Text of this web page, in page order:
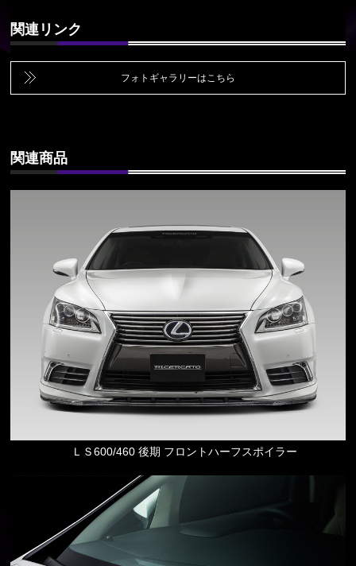
関連リンク
フォトギャラリーはこちら
関連商品
ＬＳ600/460 後期 フロントハーフスポイラー